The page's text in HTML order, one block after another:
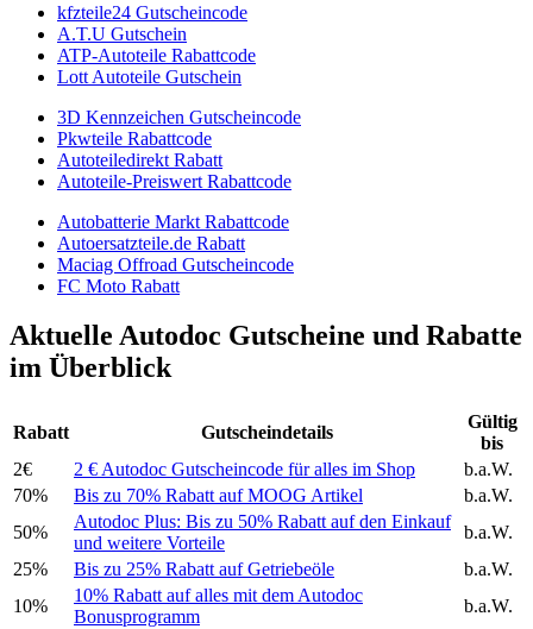
kfzteile24 Gutscheincode
A.T.U Gutschein
ATP-Autoteile Rabattcode
Lott Autoteile Gutschein
3D Kennzeichen Gutscheincode
Pkwteile Rabattcode
Autoteiledirekt Rabatt
Autoteile-Preiswert Rabattcode
Autobatterie Markt Rabattcode
Autoersatzteile.de Rabatt
Maciag Offroad Gutscheincode
FC Moto Rabatt
Aktuelle Autodoc Gutscheine und Rabatte
im Überblick
Rabatt Gutscheindetails
Gültig
bis
2€
2 € Autodoc Gutscheincode für alles im Shop
b.a.W.
70%
Bis zu 70% Rabatt auf MOOG Artikel
b.a.W.
50%
Autodoc Plus: Bis zu 50% Rabatt auf den Einkauf
und weitere Vorteile
b.a.W.
25%
Bis zu 25% Rabatt auf Getriebeöle
b.a.W.
10%
10% Rabatt auf alles mit dem Autodoc
Bonusprogramm
b.a.W.